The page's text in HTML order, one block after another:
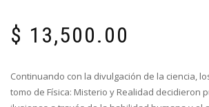
$ 13,500.00
Continuando con la divulgación de la ciencia,
tomo de Física: Misterio y Realidad decidieron